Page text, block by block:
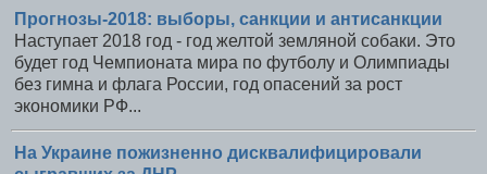
Прогнозы-2018: выборы, санкции и антисанкции
Наступает 2018 год - год желтой земляной собаки. Это
будет год Чемпионата мира по футболу и Олимпиады
без гимна и флага России, год опасений за рост
экономики РФ...
На Украине пожизненно дисквалифицировали